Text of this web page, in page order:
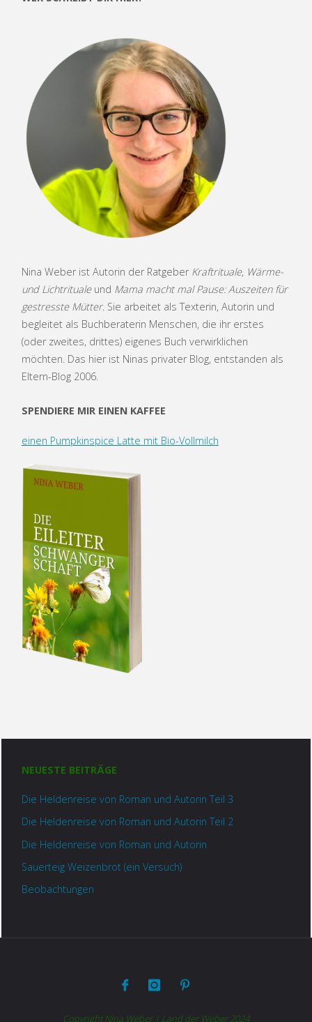
—
Tagebuch
schreiben
in
schwierigen
Zeiten"
Nina Weber ist Autorin der Ratgeber Kraftrituale, Wärme-
und Lichtritualeund Mama macht mal Pause: Auszeiten für
gestresste Mütter. Sie arbeitet als Texterin, Autorin und
begleitet als Buchberaterin Menschen, die ihr erstes
(oder zweites, drittes) eigenes Buch verwirklichen
möchten. Das hier ist Ninas privater Blog, entstanden als
Eltern-Blog 2006.
SPENDIERE MIR EINEN KAFFEE
einen Pumpkinspice Latte mit Bio-Vollmilch
NEUESTE BEITRÄGE
Die Heldenreise von Roman und Autorin Teil 3
Die Heldenreise von Roman und Autorin Teil 2
Die Heldenreise von Roman und Autorin
Sauerteig Weizenbrot (ein Versuch)
Beobachtungen
Copyright Nina Weber | Land der Weber 2024